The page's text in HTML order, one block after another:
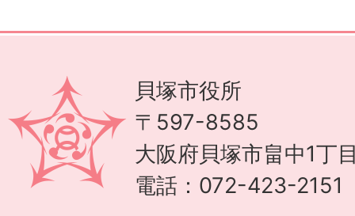
貝塚市役所
〒597-8585
大阪府貝塚市畠中1丁
電話：072-423-2151